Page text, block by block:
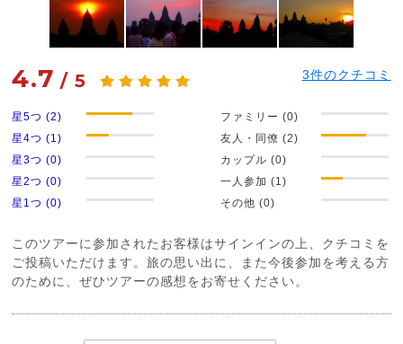
4.7 /5 3件のクチコミ
星5つ (2)
星4つ (1)
星3つ (0)
星2つ (0)
星1つ (0)
ファミリー (0)
友人・同僚 (2)
カップル (0)
一人参加 (1)
その他 (0)
このツアーに参加されたお客様はサインインの上、クチコミを
ご投稿いただけます。旅の思い出に、また今後参加を考える方
のために、ぜひツアーの感想をお寄せください。